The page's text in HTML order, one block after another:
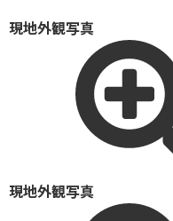
現地外観写真
現地外観写真